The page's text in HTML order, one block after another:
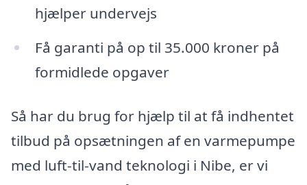
hjælper undervejs
Få garanti på op til 35.000 kroner på
formidlede opgaver
Så har du brug for hjælp til at få indhentet
tilbud på opsætningen af en varmepumpe
med luft-til-vand teknologi i Nibe, er vi